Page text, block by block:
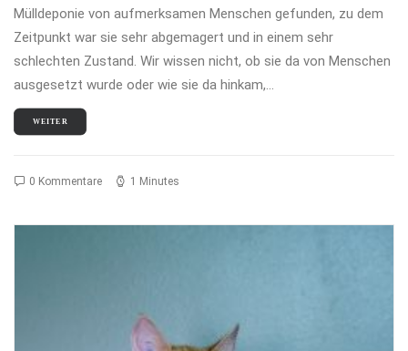
Mülldeponie von aufmerksamen Menschen gefunden, zu dem
Zeitpunkt war sie sehr abgemagert und in einem sehr
schlechten Zustand. Wir wissen nicht, ob sie da von Menschen
ausgesetzt wurde oder wie sie da hinkam,…
WEITER
0 Kommentare 1 Minutes